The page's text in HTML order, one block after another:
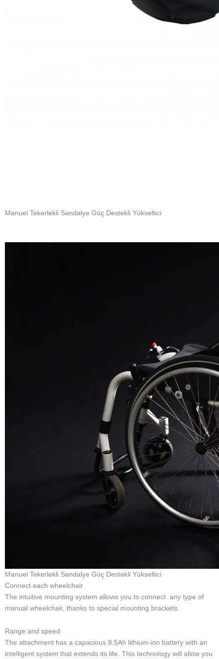
intelligent system that extends its life. This technology will allow you
to travel up to 20 km without any charging interruptions.
We took care of safety
tekerlekli sandalye güç desteği